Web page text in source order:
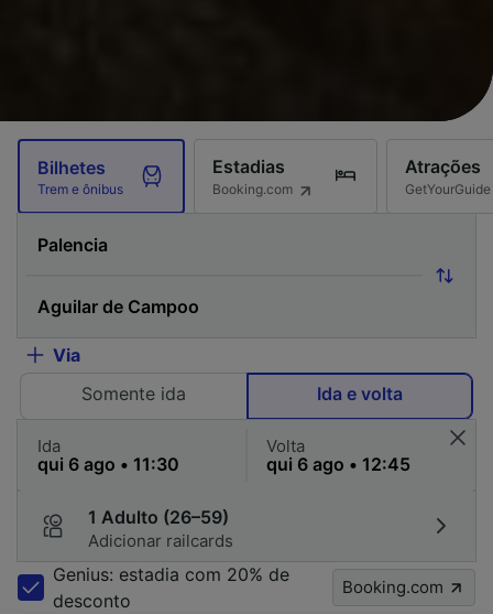
Bilhetes
Trem e ônibus
Estadias
Booking.com
Atrações
GetYourGuide
Via
Somente ida
Ida e volta
Ida Volta
1 Adulto (26–59)
Adicionar railcards
Genius: estadia com 20% de
desconto
Booking.com